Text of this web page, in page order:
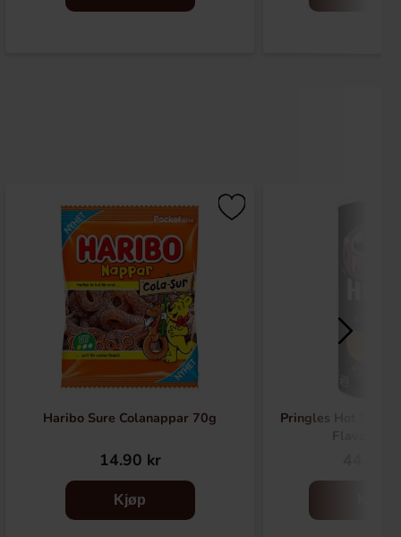
Haribo Sure Colanappar 70g
14.90 kr
Kjøp
Pringles Hot
Flavour